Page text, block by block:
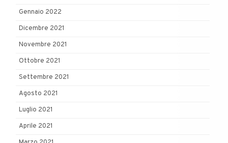
Gennaio 2022
Dicembre 2021
Novembre 2021
Ottobre 2021
Settembre 2021
Agosto 2021
Luglio 2021
Aprile 2021